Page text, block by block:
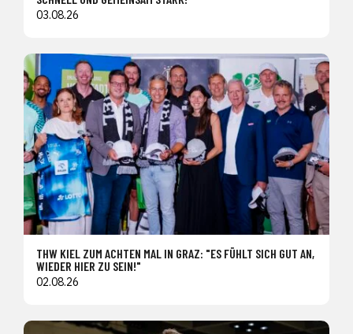
03.08.26
THW KIEL ZUM ACHTEN MAL IN GRAZ: "ES FÜHLT SICH GUT AN,
WIEDER HIER ZU SEIN!"
02.08.26